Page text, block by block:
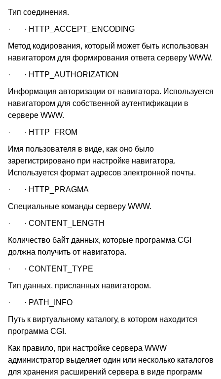
Тип соединения.
· · HTTP_ACCEPT_ENCODING
Метод кодирования, который может быть использован
навигатором для формирования ответа серверу WWW.
· · HTTP_AUTHORIZATION
Информация авторизации от навигатора. Используется
навигатором для собственной аутентификации в
сервере WWW.
· · HTTP_FROM
Имя пользователя в виде, как оно было
зарегистрировано при настройке навигатора.
Используется формат адресов электронной почты.
· · HTTP_PRAGMA
Специальные команды серверу WWW.
· · CONTENT_LENGTH
Количество байт данных, которые программа CGI
должна получить от навигатора.
· · CONTENT_TYPE
Тип данных, присланных навигатором.
· · PATH_INFO
Путь к виртуальному каталогу, в котором находится
программа CGI.
Как правило, при настройке сервера WWW
администратор выделяет один или несколько каталогов
для хранения расширений сервера в виде программ